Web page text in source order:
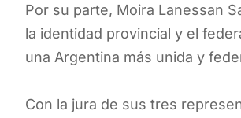
Por su parte, Moira Lanessan
la identidad provincial y el
una Argentina más unida y
Con la jura de sus tres